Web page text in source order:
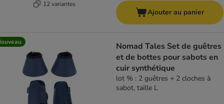
12 variantes
Ajouter au panier
Nomad Tales Set de guêtres
et de bottes pour sabots en
cuir synthétique
lot % : 2 guêtres + 2 cloches à
sabot, taille L